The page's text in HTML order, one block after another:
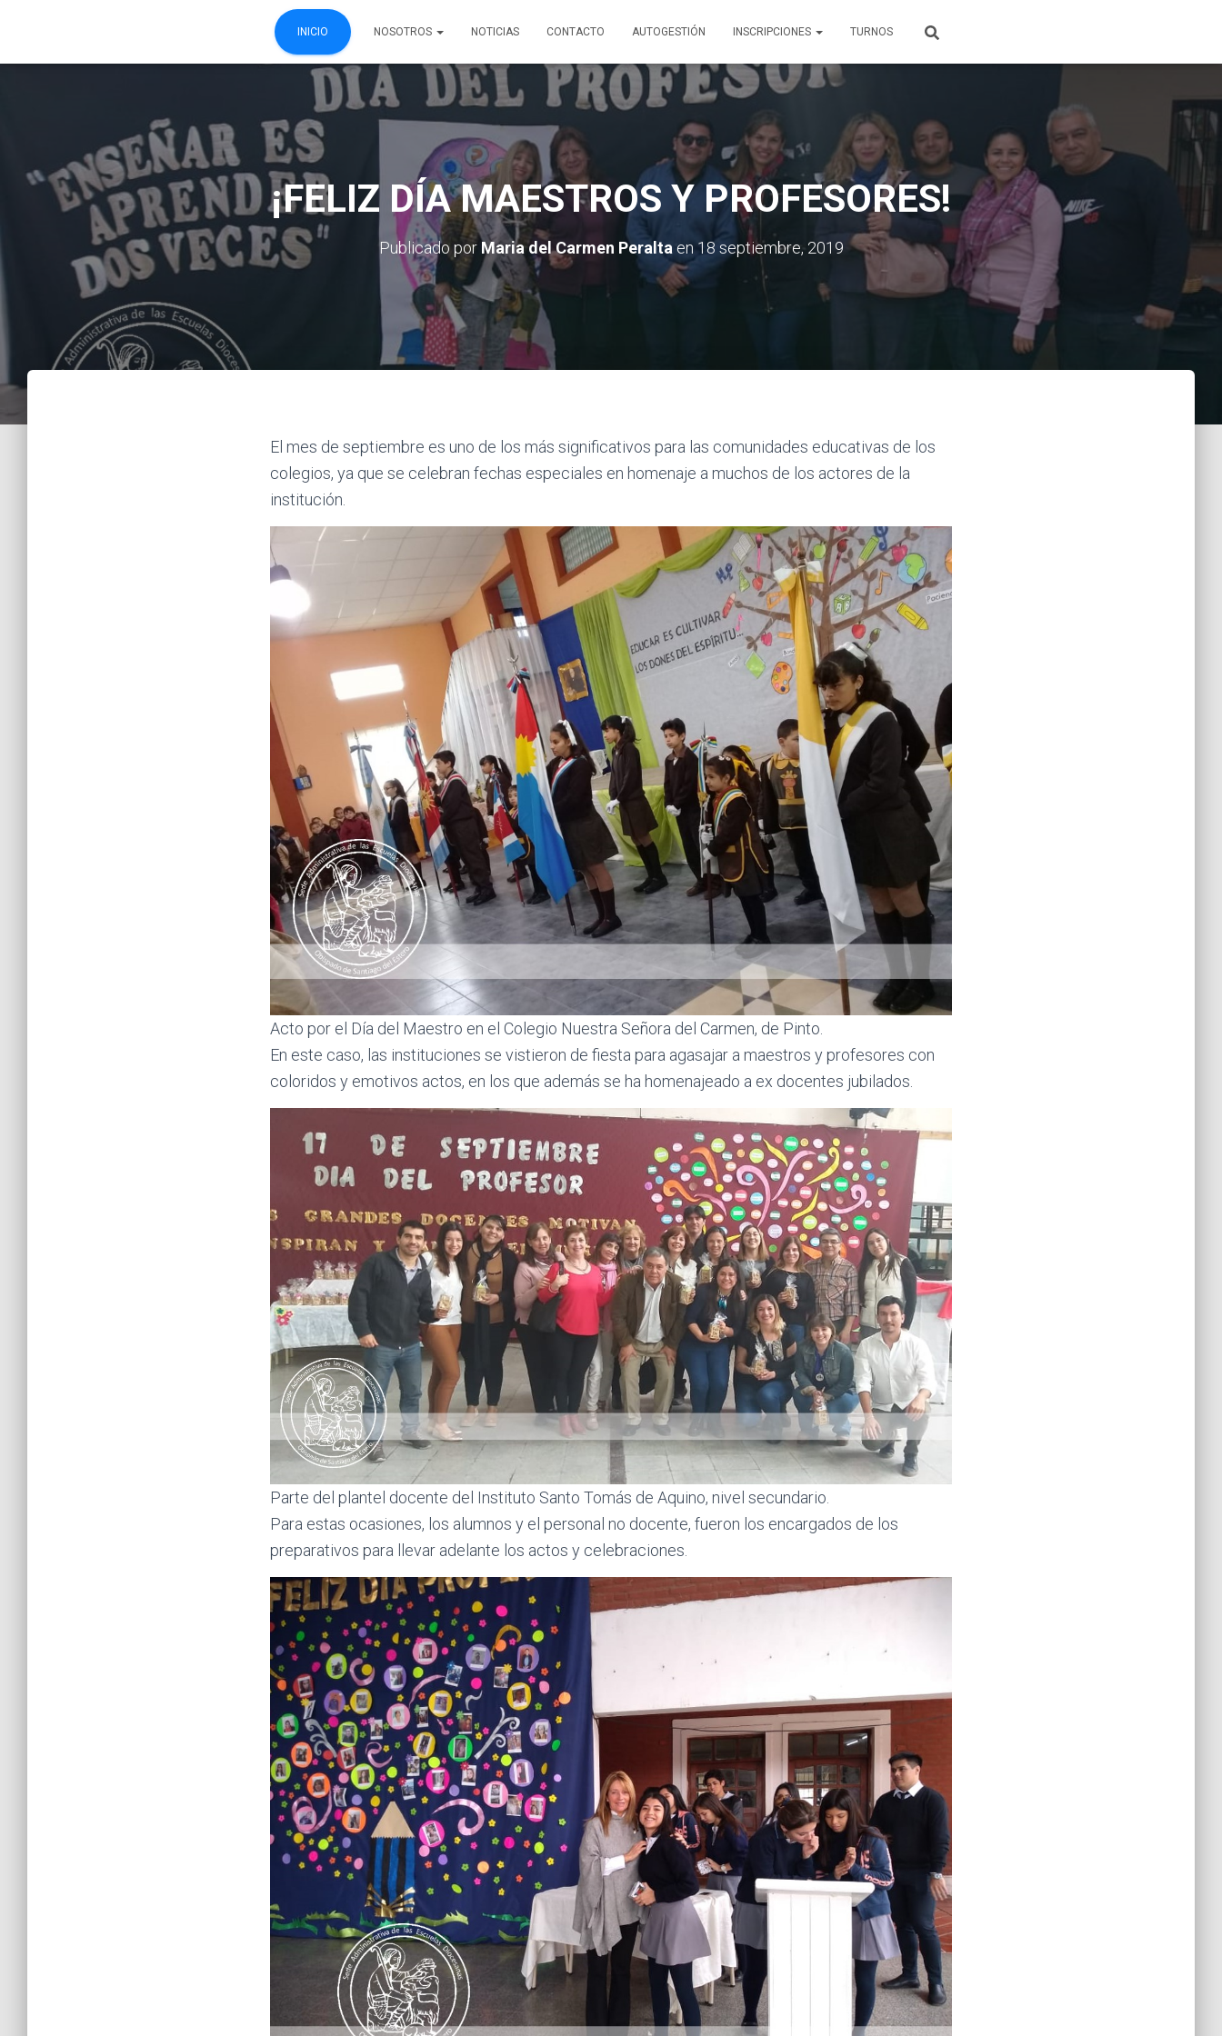
INICIO NOSOTROS NOTICIAS CONTACTO AUTOGESTIÓN INSCRIPCIONES TURNOS
¡FELIZ DÍA MAESTROS Y PROFESORES!
Publicado por Maria del Carmen Peralta en 18 septiembre, 2019
El mes de septiembre es uno de los más significativos para las comunidades educativas de los
colegios, ya que se celebran fechas especiales en homenaje a muchos de los actores de la
institución.
Acto por el Día del Maestro en el Colegio Nuestra Señora del Carmen, de Pinto.
En este caso, las instituciones se vistieron de fiesta para agasajar a maestros y profesores con
coloridos y emotivos actos, en los que además se ha homenajeado a ex docentes jubilados.
Parte del plantel docente del Instituto Santo Tomás de Aquino, nivel secundario.
Para estas ocasiones, los alumnos y el personal no docente, fueron los encargados de los
preparativos para llevar adelante los actos y celebraciones.